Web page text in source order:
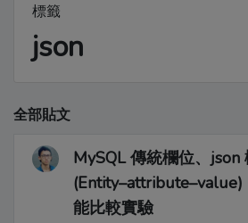
標籤
json
全部貼文
MySQL 傳統欄位、json
能比較實驗